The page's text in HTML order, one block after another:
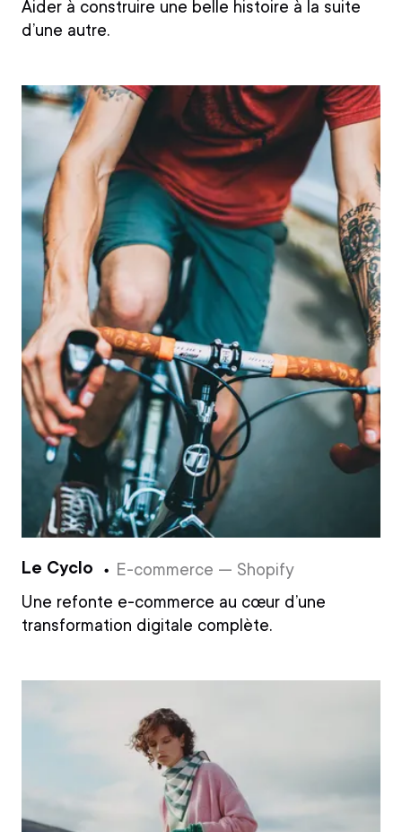
Aider à construire une belle histoire à la suite
d’une autre.
Le Cyclo
E-commerce — Shopify
Une refonte e-commerce au cœur d’une
transformation digitale complète.